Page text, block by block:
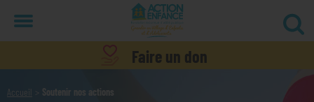
Faire un don
Accueil Soutenir nos actions